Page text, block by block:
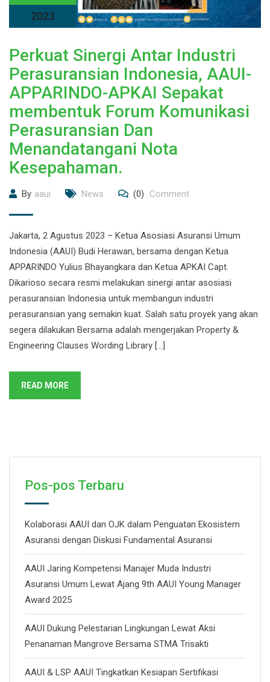
2023
Perkuat Sinergi Antar Industri
Perasuransian Indonesia, AAUI-
APPARINDO-APKAI Sepakat
membentuk Forum Komunikasi
Perasuransian Dan
Menandatangani Nota
Kesepahaman.
By aaui News (0) Comment
Jakarta, 2 Agustus 2023 – Ketua Asosiasi Asuransi Umum
Indonesia (AAUI) Budi Herawan, bersama dengan Ketua
APPARINDO Yulius Bhayangkara dan Ketua APKAI Capt.
Dikarioso secara resmi melakukan sinergi antar asosiasi
perasuransian Indonesia untuk membangun industri
perasuransian yang semakin kuat. Salah satu proyek yang akan
segera dilakukan Bersama adalah mengerjakan Property &
Engineering Clauses Wording Library […]
READ MORE
Pos-pos Terbaru
Kolaborasi AAUI dan OJK dalam Penguatan Ekosistem
Asuransi dengan Diskusi Fundamental Asuransi
AAUI Jaring Kompetensi Manajer Muda Industri
Asuransi Umum Lewat Ajang 9th AAUI Young Manager
Award 2025
AAUI Dukung Pelestarian Lingkungan Lewat Aksi
Penanaman Mangrove Bersama STMA Trisakti
AAUI & LSP AAUI Tingkatkan Kesiapan Sertifikasi